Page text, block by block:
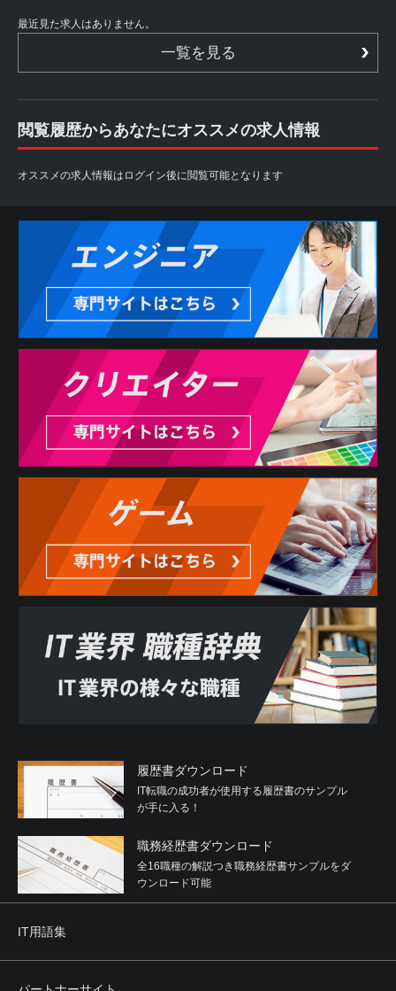
最近見た求人はありません。
一覧を見る
閲覧履歴からあなたにオススメの求人情報
オススメの求人情報はログイン後に閲覧可能となります
履歴書ダウンロード
IT転職の成功者が使用する履歴書のサンプル
が手に入る！
職務経歴書ダウンロード
全16職種の解説つき職務経歴書サンプルをダ
ウンロード可能
IT用語集